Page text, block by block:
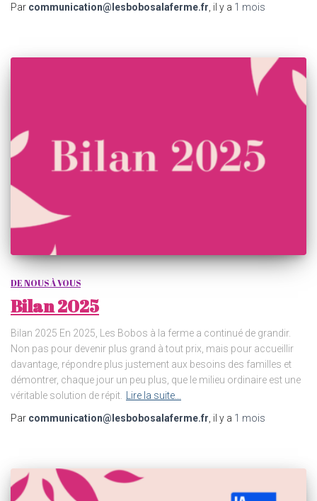
Par communication@lesbobosalaferme.fr , il y a 1 mois
DE NOUS À VOUS
Bilan 2025
Bilan 2025 En 2025, Les Bobos à la ferme a continué de grandir.
Non pas pour devenir plus grand à tout prix, mais pour accueillir
davantage, répondre plus justement aux besoins des familles et
démontrer, chaque jour un peu plus, que le milieu ordinaire est une
véritable solution de répit. Lire la suite…
Par communication@lesbobosalaferme.fr , il y a 1 mois